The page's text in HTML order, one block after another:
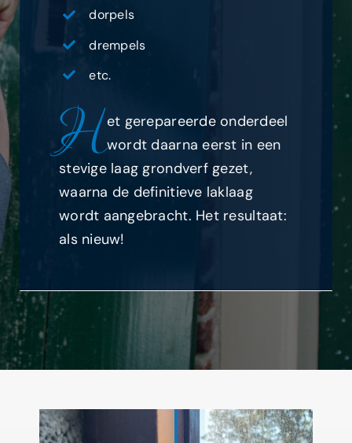
dorpels
drempels
etc.
H et gerepareerde onderdeel
wordt daarna eerst in een
stevige laag grondverf gezet,
waarna de definitieve laklaag
wordt aangebracht. Het resultaat:
als nieuw!